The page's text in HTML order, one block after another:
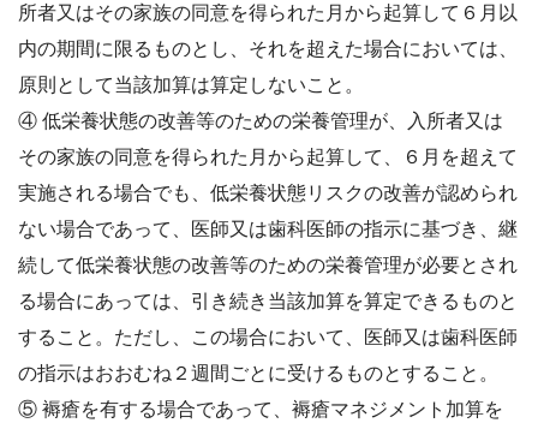
所者又はその家族の同意を得られた月から起算して６月以
内の期間に 限るものとし、それを超えた場合においては、
原則として当該加算は算定しないこと。
④ 低栄養状態の改善等のための栄養管理が、入所者又は
その家族の同意を得られた月から起算して、６月を超えて
実施される場合でも、低栄養状態リスクの改善が認められ
ない場合であって、医師又は歯科医師の指示に基づき、継
続して低栄養状態の改善等のための栄養管理が必要とされ
る場合にあっては、引き続き当該加算を算定できるものと
すること。 ただし、この場合において、医師又は歯科医師
の指示はおおむね２週間ごとに受けるものとすること。
⑤ 褥瘡を有する場合であって、褥瘡マネジメント加算を